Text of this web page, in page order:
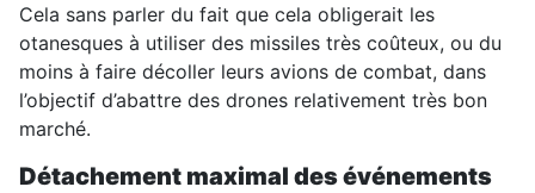
Cela sans parler du fait que cela obligerait les
otanesques à utiliser des missiles très coûteux, ou du
moins à faire décoller leurs avions de combat, dans
l’objectif d’abattre des drones relativement très bon
marché.
Détachement maximal des événements